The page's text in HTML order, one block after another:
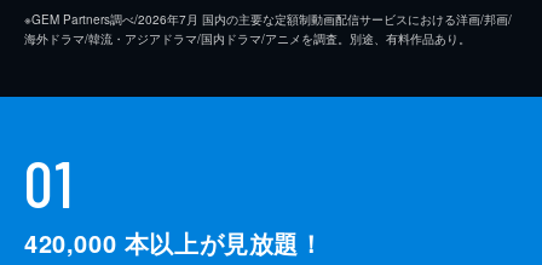
※GEM Partners調べ/2026年7⽉ 国内の主要な定額制動画配信サービスにおける洋画/邦画/
海外ドラマ/韓流・アジアドラマ/国内ドラマ/アニメを調査。別途、有料作品あり。
01
420,000 本以上が見放題！